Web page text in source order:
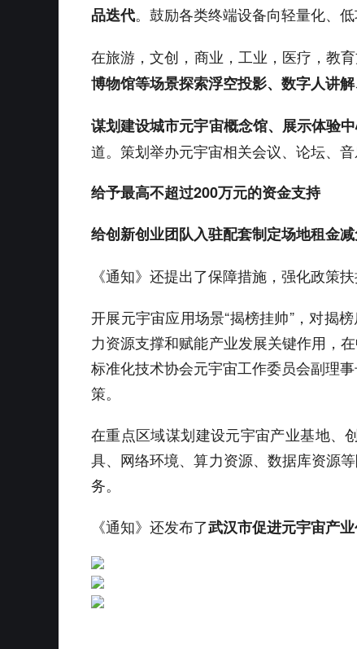
品迭代。鼓励各类终端设备向轻量化、
在旅游，文创，商业，工业，医疗，教
博物馆等场景探索浮空投影、数字人讲
谋划建设城市元宇宙概念馆、展示体验
道。策划举办元宇宙相关会议、论坛、音
给予最高不超过200万元的资金支持
给创新创业团队入驻配套制定场地租金
《通知》还提出了保障措施，强化政策扶
开展元宇宙应用场景“揭榜挂帅”，对揭
力资源支撑和赋能产业发展关键作用，
标准化技术协会元宇宙工作委员会副理
策。
在重点区域谋划建设元宇宙产业基地、
具、网络环境、算力资源、数据库资源
务。
《通知》还发布了武汉市促进元宇宙产